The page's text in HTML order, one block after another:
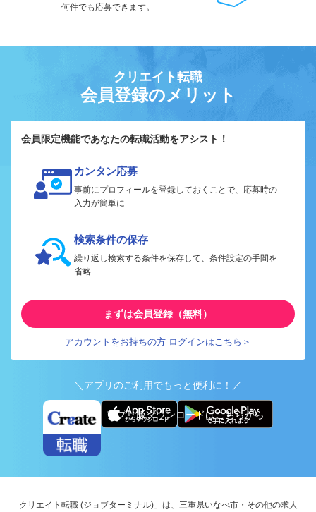
何件でも応募できます。
クリエイト転職
会員登録のメリット
会員限定機能であなたの転職活動をアシスト！
カンタン応募
事前にプロフィールを登録しておくことで、応募時の
入力が簡単に
検索条件の保存
繰り返し検索する条件を保存して、条件設定の手間を
省略
まずは会員登録（無料）
アカウントをお持ちの方 ログインはこちら＞
＼アプリのご利用でもっと便利に！／
アプリ版ダウンロードはこちらから
「クリエイト転職 (ジョブターミナル)」は、三重県いなべ市・その他の求人